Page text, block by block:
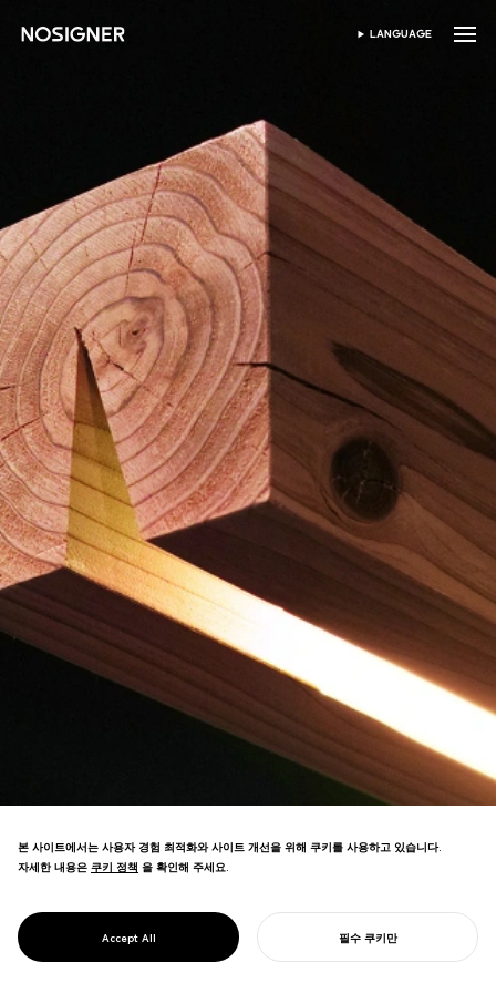
홈 SELECT LANGUAGE
LANGUAGE
PROJECT
KINOWA
여 일본 간벌목을 홍보하는 가구 브랜드. DFA
디자인 어워드 골드 수상.
본 사이트에서는 사용자 경험 최적화와 사이트 개선을 위해 쿠키를 사용하고 있습니다.
자세한 내용은 쿠키 정책
쿠키 정책 을 확인해 주세요.
Accept All 필수 쿠키만